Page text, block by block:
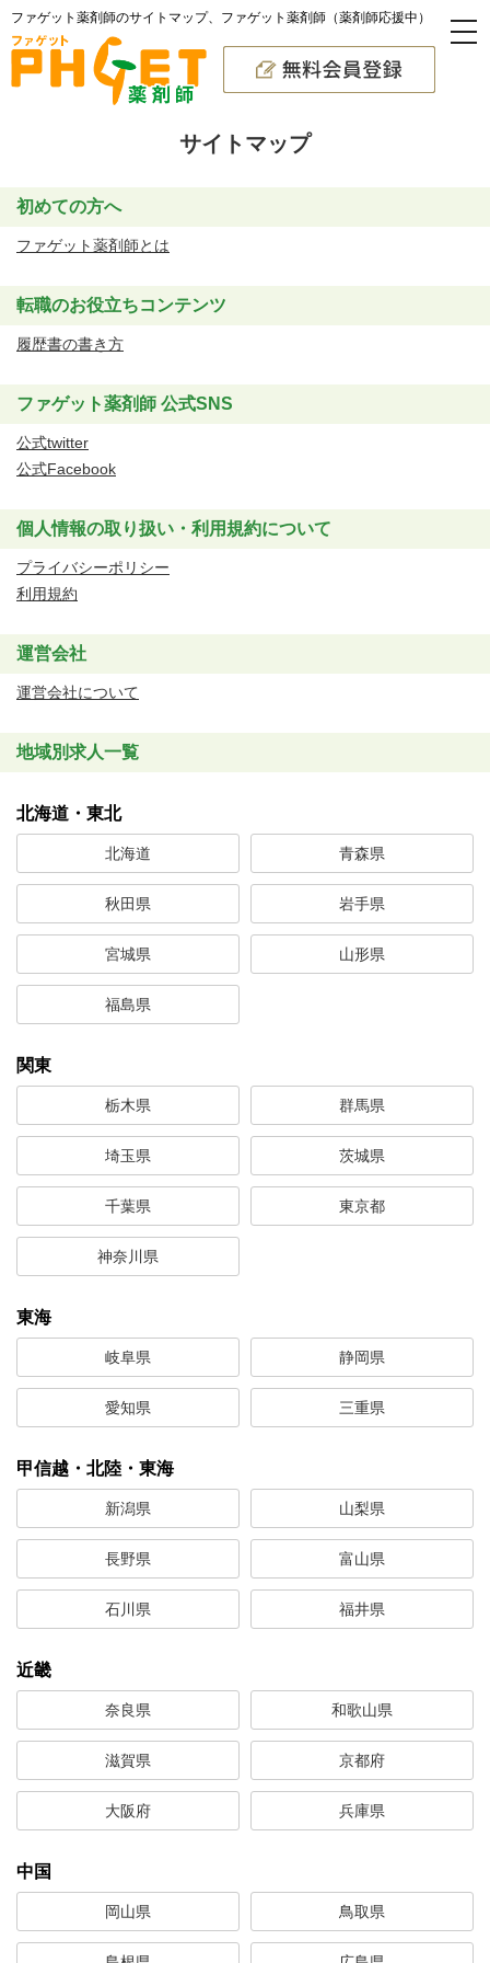
ファゲット薬剤師のサイトマップ、ファゲット薬剤師（薬剤師応援中）
サイトマップ
初めての方へ
ファゲット薬剤師とは
転職のお役立ちコンテンツ
履歴書の書き方
ファゲット薬剤師 公式SNS
公式twitter
公式Facebook
個人情報の取り扱い・利用規約について
プライバシーポリシー
利用規約
運営会社
運営会社について
地域別求人一覧
北海道・東北
北海道 青森県
秋田県 岩手県
宮城県 山形県
福島県
関東
栃木県 群馬県
埼玉県 茨城県
千葉県 東京都
神奈川県
東海
岐阜県 静岡県
愛知県 三重県
甲信越・北陸・東海
新潟県 山梨県
長野県 富山県
石川県 福井県
近畿
奈良県 和歌山県
滋賀県 京都府
大阪府 兵庫県
中国
岡山県 鳥取県